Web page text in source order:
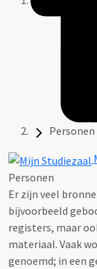
Personen
Personen
Er zijn veel
bijvoorbeeld
registers, maar
materiaal. Vaak
genoemd; in een